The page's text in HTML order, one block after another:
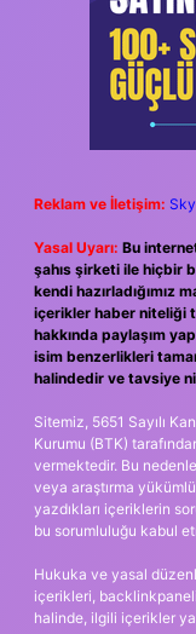
Reklam ve İletişim:
Yasal Uyarı: Bu
şahıs şirketi ile hiçbir
kendi hazırladığımız
içerikler haber niteliği
hakkında paylaşım
isim benzerlikleri
halindedir ve tavsiye
Sitemiz, 5651 Sayılı
Kurumu (BTK)
vermektedir. Bu
veya araştırma
yazdıkları içeriklerin
bu sorumluluğu kabul
Hukuka ve yasal
içerikleri,
halinde, ilgili içerikler